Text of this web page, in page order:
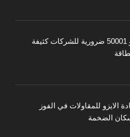
شهادة الايزو 50001 ضرورية للشركات كثيفة
الايزو للمقاولات في الفوز
الضخمة